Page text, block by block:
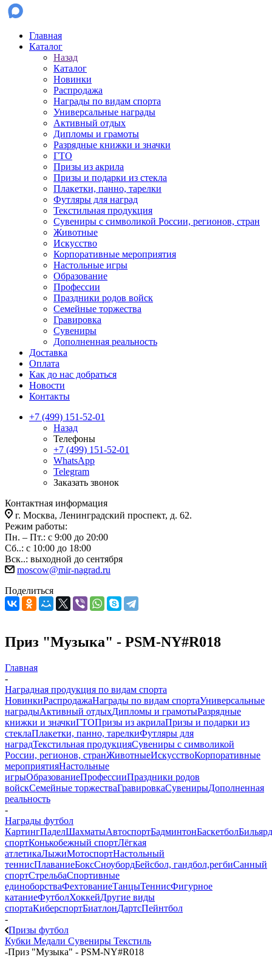
Главная
Каталог
Назад
Каталог
Новинки
Распродажа
Награды по видам спорта
Универсальные награды
Активный отдых
Дипломы и грамоты
Разрядные книжки и значки
ГТО
Призы из акрила
Призы и подарки из стекла
Плакетки, панно, тарелки
Футляры для наград
Текстильная продукция
Сувениры с символикой России, регионов, стран
Животные
Искусство
Корпоративные мероприятия
Настольные игры
Образование
Профессии
Праздники родов войск
Семейные торжества
Гравировка
Сувениры
Дополненная реальность
Доставка
Оплата
Как до нас добраться
Новости
Контакты
+7 (499) 151-52-01
Назад
Телефоны
+7 (499) 151-52-01
WhatsApp
Telegram
Заказать звонок
Контактная информация
г. Москва, Ленинградский проспект, д. 62.
Режим работы:
Пн. – Пт.: с 9:00 до 20:00
Сб..: с 10:00 до 18:00
Вск..: выходной до сентября
moscow@mir-nagrad.ru
Поделиться
Приз "Музыка" - PSM-NY#R018
Главная
-
Наградная продукция по видам спорта
НовинкиРаспродажаНаграды по видам спортаУниверсальные
наградыАктивный отдыхДипломы и грамотыРазрядные
книжки и значкиГТОПризы из акрилаПризы и подарки из
стеклаПлакетки, панно, тарелкиФутляры для
наградТекстильная продукцияСувениры с символикой
России, регионов, странЖивотныеИскусствоКорпоративные
мероприятияНастольные
игрыОбразованиеПрофессииПраздники родов
войскСемейные торжестваГравировкаСувенирыДополненная
реальность
-
Награды футбол
КартингПаделШахматыАвтоспортБадминтонБаскетболБильярд
спортКонькобежный спортЛёгкая
атлетикаЛыжиМотоспортНастольный
теннисПлаваниеБоксСноубордБейсбол, гандбол,регбиСанный
спортСтрельбаСпортивные
единоборстваФехтованиеТанцыТеннисФигурное
катаниеФутболХоккейДругие виды
спортаКиберспортБиатлонДартсПейнтбол
-
Призы футбол
Кубки Медали Сувениры Текстиль
-Приз "Музыка" - PSM-NY#R018